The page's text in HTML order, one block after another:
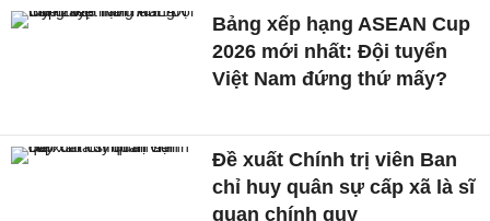
Bảng xếp hạng ASEAN Cup
2026 mới nhất: Đội tuyển
Việt Nam đứng thứ mấy?
Đề xuất Chính trị viên Ban
chỉ huy quân sự cấp xã là sĩ
quan chính quy